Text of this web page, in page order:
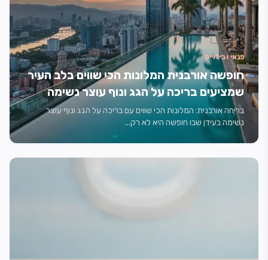
פנאי ובילויים
חופשה אורבנית המלונות הכי שווים בלב העיר
שמציעים בריכה על הגג ונוף עוצר נשימה
בריחה אורבנית: המלונות הכי שווים עם בריכה על הגג ונוף עוצר
נשימה בעידן שבו חופשה היא לא רק...